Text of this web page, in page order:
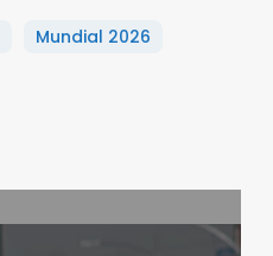
Mundial 2026